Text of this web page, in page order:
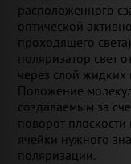
расположенного
оптической
проходящего
поляризатор свет
через слой жидких
Положение
создаваемым за
поворот
ячейки нужного
поляризации.